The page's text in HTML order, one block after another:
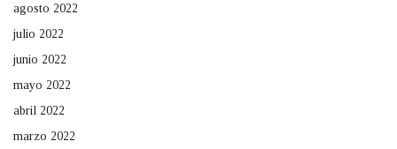
agosto 2022
julio 2022
junio 2022
mayo 2022
abril 2022
marzo 2022